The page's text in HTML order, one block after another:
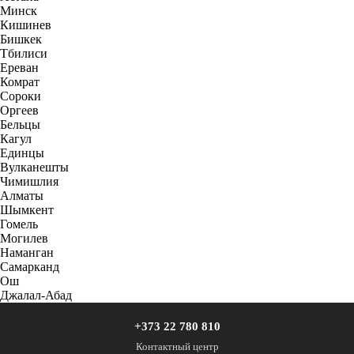
Минск
Кишинев
Бишкек
Тбилиси
Ереван
Комрат
Сороки
Оргеев
Бельцы
Кагул
Единцы
Вулканешты
Чимишлия
Алматы
Шымкент
Гомель
Могилев
Наманган
Самарканд
Ош
Джалал-Абад
+373 22 780 810
Контактный центр